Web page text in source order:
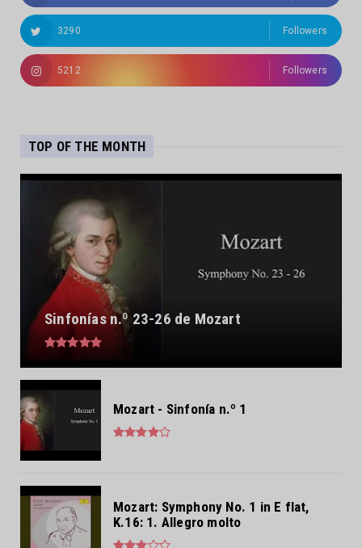
3290 Followers
5212 Followers
TOP OF THE MONTH
Sinfonías n.º 23-26 de Mozart
Mozart - Sinfonía n.º 1
Mozart: Symphony No. 1 in E flat,
K.16: 1. Allegro molto